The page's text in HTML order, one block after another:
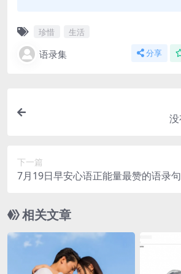
珍惜 生活
语录集 分享
下一篇
7月19日早安心语正能量最赞的语录
相关文章